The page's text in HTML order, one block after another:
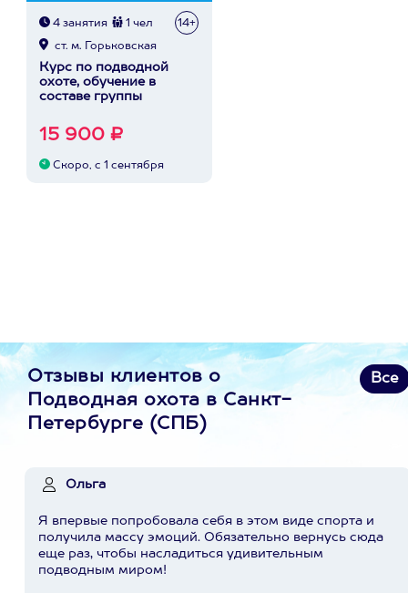
4 занятия 1 чел 14+
ст. м. Горьковская
Курс по подводной
охоте, обучение в
составе группы
15 900 ₽
Скоро, с 1 сентября
Отзывы клиентов о
Подводная охота в Санкт-
Петербурге (СПБ)
Все
Ольга
Я впервые попробовала себя в этом виде спорта и
получила массу эмоций. Обязательно вернусь сюда
еще раз, чтобы насладиться удивительным
подводным миром!